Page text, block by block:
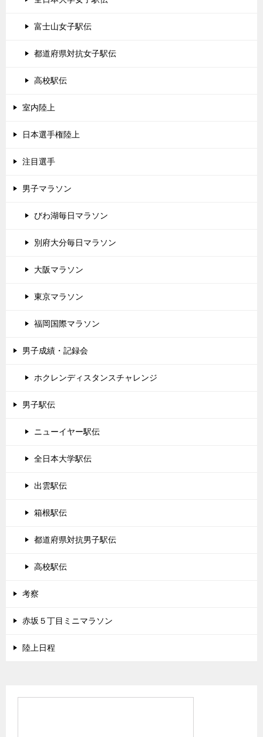
富士山女子駅伝
都道府県対抗女子駅伝
高校駅伝
室内陸上
日本選手権陸上
注目選手
男子マラソン
びわ湖毎日マラソン
別府大分毎日マラソン
大阪マラソン
東京マラソン
福岡国際マラソン
男子成績・記録会
ホクレンディスタンスチャレンジ
男子駅伝
ニューイヤー駅伝
全日本大学駅伝
出雲駅伝
箱根駅伝
都道府県対抗男子駅伝
高校駅伝
考察
赤坂５丁目ミニマラソン
陸上日程